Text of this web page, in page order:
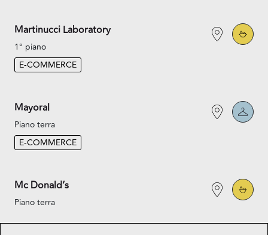
Martinucci Laboratory
1° piano
E-COMMERCE
Mayoral
Piano terra
E-COMMERCE
Mc Donald’s
Piano terra